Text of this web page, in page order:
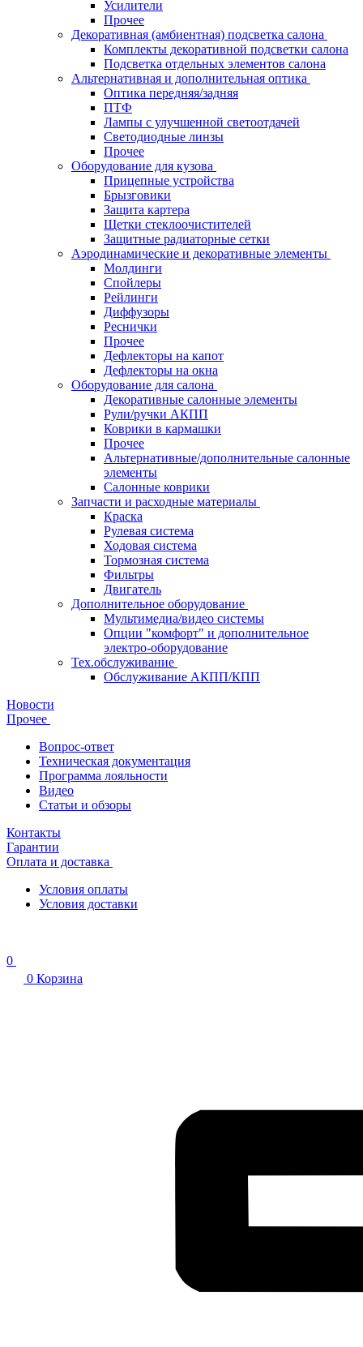
Усилители
Прочее
Декоративная (амбиентная) подсветка салона
Комплекты декоративной подсветки салона
Подсветка отдельных элементов салона
Альтернативная и дополнительная оптика
Оптика передняя/задняя
ПТФ
Лампы с улучшенной светоотдачей
Светодиодные линзы
Прочее
Оборудование для кузова
Прицепные устройства
Брызговики
Защита картера
Щетки стеклоочистителей
Защитные радиаторные сетки
Аэродинамические и декоративные элементы
Молдинги
Спойлеры
Рейлинги
Диффузоры
Реснички
Прочее
Дефлекторы на капот
Дефлекторы на окна
Оборудование для салона
Декоративные салонные элементы
Рули/ручки АКПП
Коврики в кармашки
Прочее
Альтернативные/дополнительные салонные
элементы
Салонные коврики
Запчасти и расходные материалы
Краска
Рулевая система
Ходовая система
Тормозная система
Фильтры
Двигатель
Дополнительное оборудование
Мультимедиа/видео системы
Опции "комфорт" и дополнительное
электро-оборудование
Тех.обслуживание
Обслуживание АКПП/КПП
Новости
Прочее
Вопрос-ответ
Техническая документация
Программа лояльности
Видео
Статьи и обзоры
Контакты
Гарантии
Оплата и доставка
Условия оплаты
Условия доставки
0
0 Корзина